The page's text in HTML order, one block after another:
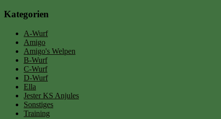
Kategorien
A-Wurf
Amigo
Amigo's Welpen
B-Wurf
C-Wurf
D-Wurf
Ella
Jester KS Anjules
Sonstiges
Training